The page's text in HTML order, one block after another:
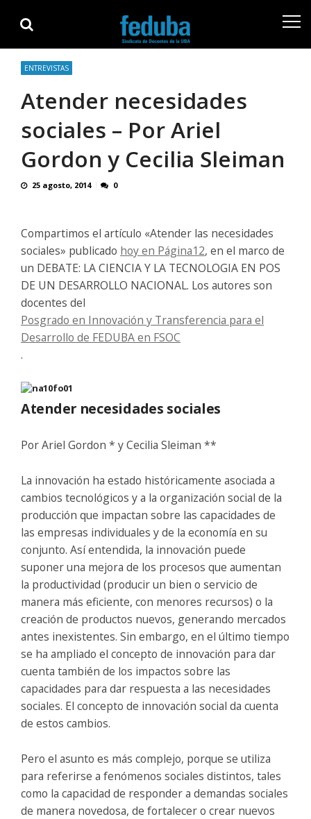
navigation
content
ENTREVISTAS
Atender necesidades
sociales – Por Ariel
Gordon y Cecilia Sleiman
25 agosto, 2014 0
Compartimos el artículo «Atender las necesidades
sociales» publicado hoy en Página12, en el marco de
un DEBATE: LA CIENCIA Y LA TECNOLOGIA EN POS
DE UN DESARROLLO NACIONAL. Los autores son
docentes del
Posgrado en Innovación y Transferencia para el
Desarrollo de FEDUBA en FSOC
.
Atender necesidades sociales
Por Ariel Gordon * y Cecilia Sleiman **
La innovación ha estado históricamente asociada a
cambios tecnológicos y a la organización social de la
producción que impactan sobre las capacidades de
las empresas individuales y de la economía en su
conjunto. Así entendida, la innovación puede
suponer una mejora de los procesos que aumentan
la productividad (producir un bien o servicio de
manera más eficiente, con menores recursos) o la
creación de productos nuevos, generando mercados
antes inexistentes. Sin embargo, en el último tiempo
se ha ampliado el concepto de innovación para dar
cuenta también de los impactos sobre las
capacidades para dar respuesta a las necesidades
sociales. El concepto de innovación social da cuenta
de estos cambios.
Pero el asunto es más complejo, porque se utiliza
para referirse a fenómenos sociales distintos, tales
como la capacidad de responder a demandas sociales
de manera novedosa, de fortalecer o crear nuevos